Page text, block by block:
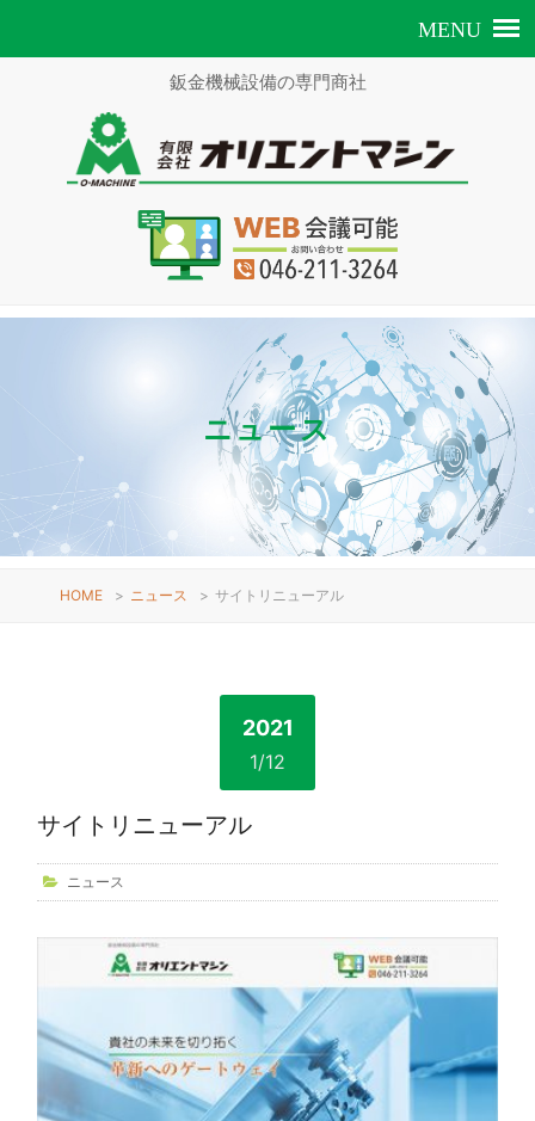
鈑金機械設備の専門商社
ニュース
HOME > ニュース > サイトリニューアル
2021
1/12
サイトリニューアル
ニュース